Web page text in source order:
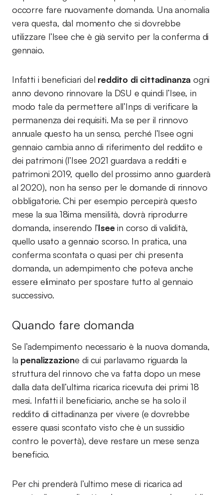
occorre fare nuovamente domanda. Una anomalia
vera questa, dal momento che si dovrebbe
utilizzare l’Isee che è già servito per la conferma di
gennaio.
Infatti i beneficiari del reddito di cittadinanza ogni
anno devono rinnovare la DSU e quindi l’Isee, in
modo tale da permettere all’Inps di verificare la
permanenza dei requisiti. Ma se per il rinnovo
annuale questo ha un senso, perché l’Isee ogni
gennaio cambia anno di riferimento del reddito e
dei patrimoni (l’Isee 2021 guardava a redditi e
patrimoni 2019, quello del prossimo anno guarderà
al 2020), non ha senso per le domande di rinnovo
obbligatorie. Chi per esempio percepirà questo
mese la sua 18ima mensilità, dovrà riprodurre
domanda, inserendo l’Iseein corso di validità,
quello usato a gennaio scorso. In pratica, una
conferma scontata o quasi per chi presenta
domanda, un adempimento che poteva anche
essere eliminato per spostare tutto al gennaio
successivo.
Quando fare domanda
Se l’adempimento necessario è la nuova domanda,
la penalizzazione di cui parlavamo riguarda la
struttura del rinnovo che va fatta dopo un mese
dalla data dell’ultima ricarica ricevuta dei primi 18
mesi. Infatti il beneficiario, anche se ha solo il
reddito di cittadinanza per vivere (e dovrebbe
essere quasi scontato visto che è un sussidio
contro le povertà), deve restare un mese senza
beneficio.
Per chi prenderà l’ultimo mese di ricarica ad